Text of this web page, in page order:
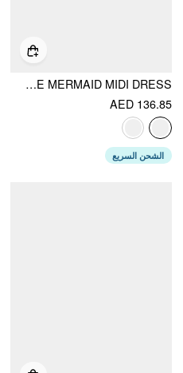
MESH FLOCKING FLORAL SWEETHEART RUFFLE SLEEVE MERMAID MIDI DRESS
AED 136.85
الشحن السريع